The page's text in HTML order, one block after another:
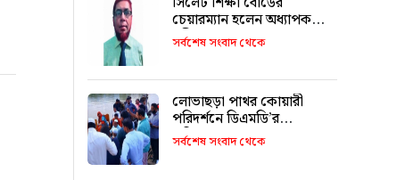
চেয়ারম্যান হলেন অধ্যাপক
শহীদুল আলম
সর্বশেষ সংবাদ থেকে
লোভাছড়া পাথর কোয়ারী
পরিদর্শনে ডিএমডি’র
পরিচালক!
সর্বশেষ সংবাদ থেকে